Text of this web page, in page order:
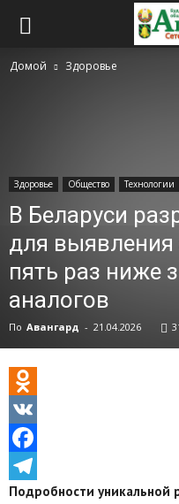
Домой Здоровье
Здоровье Общество Технологии
В Беларуси
для выявления
пять раз ниже
аналогов
По Авангард - 21.04.2026
Odnoklassniki
VK
Facebook
Telegram
Подробности уникальной